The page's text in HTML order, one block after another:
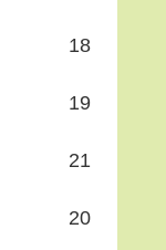
18
19
21
20